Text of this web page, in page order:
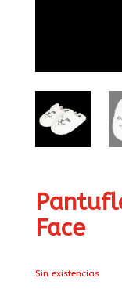
Face
Sin existencias